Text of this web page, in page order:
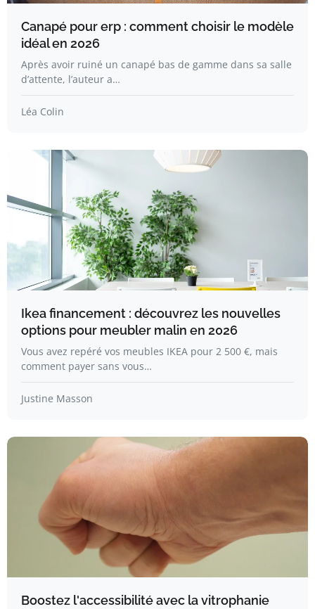
Canapé pour erp : comment choisir le modèle
idéal en 2026
Après avoir ruiné un canapé bas de gamme dans sa salle
d’attente, l’auteur a…
Léa Colin
Ikea financement : découvrez les nouvelles
options pour meubler malin en 2026
Vous avez repéré vos meubles IKEA pour 2 500 €, mais
comment payer sans vous…
Justine Masson
Boostez l'accessibilité avec la vitrophanie